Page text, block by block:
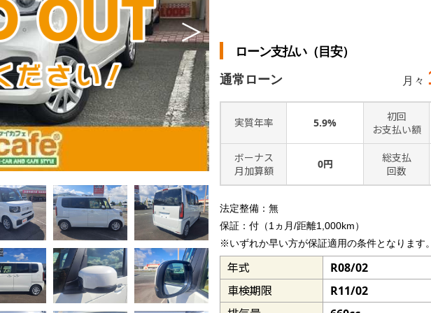
＞
ローン支払い（目安）
通常ローン
月々
実質年率 5.9%
初回
お支払い額
ボーナス
月加算額
0円
総支払
回数
法定整備：無
保証：付（1ヵ月/距離1,000km）
※いずれか早い方が保証適用の条件となります。
年式
R08/02
車検期限
R11/02